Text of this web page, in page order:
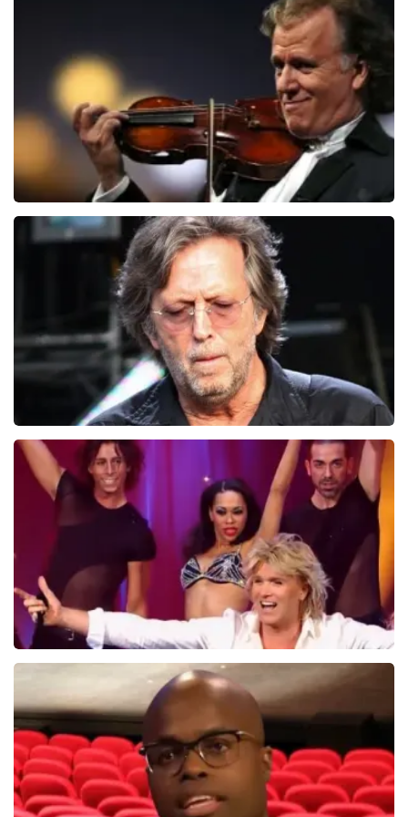
BEKIJKEN
Andre Rieu
5618+reviews
BEKIJKEN
Eric Clapton
110+
BEKIJKEN
Hans Klok
314+ reviews
BEKIJKEN